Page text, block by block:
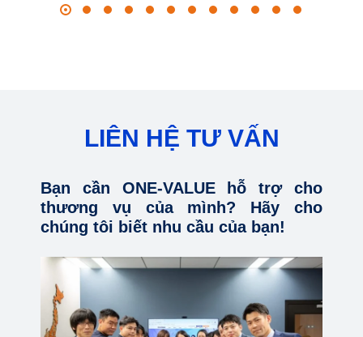
LIÊN HỆ TƯ VẤN
Bạn cần ONE-VALUE hỗ trợ cho
thương vụ của mình? Hãy cho
chúng tôi biết nhu cầu của bạn!